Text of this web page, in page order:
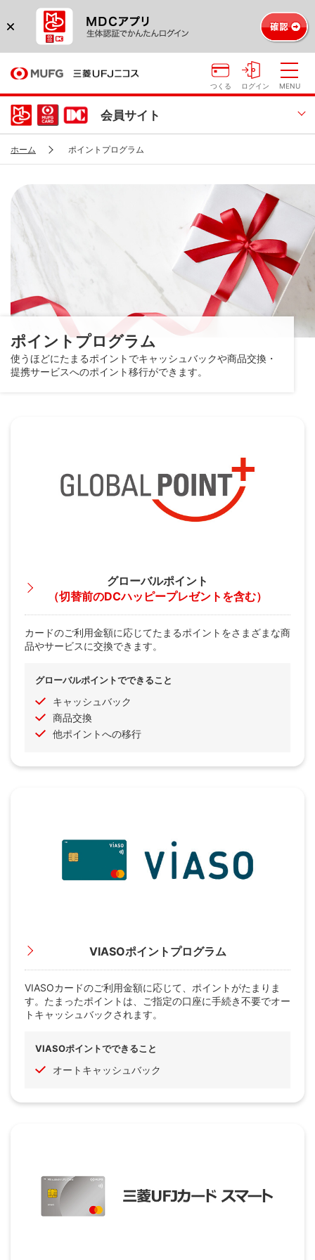
つくる ログイン MENU
会員サイト
ホーム ポイントプログラム
ポイントプログラム
使うほどにたまるポイントでキャッシュバックや商品交換・
提携サービスへのポイント移行ができます。
グローバルポイント
（切替前のDCハッピープレゼントを含む）
カードのご利用金額に応じてたまるポイントをさまざまな商
品やサービスに交換できます。
グローバルポイントでできること
キャッシュバック
商品交換
他ポイントへの移行
VIASOポイントプログラム
VIASOカードのご利用金額に応じて、ポイントがたまりま
す。たまったポイントは、ご指定の口座に手続き不要でオー
トキャッシュバックされます。
VIASOポイントでできること
オートキャッシュバック